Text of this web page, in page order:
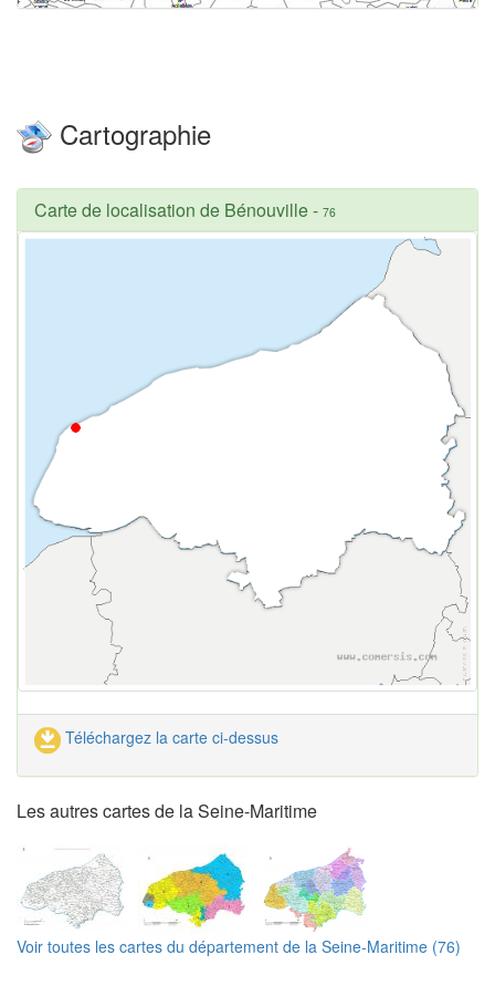
Cartographie
Carte de localisation de Bénouville- 76
Téléchargez la carte ci-dessus
Les autres cartes de la Seine-Maritime
Voir toutes les cartes du département de la Seine-Maritime (76)